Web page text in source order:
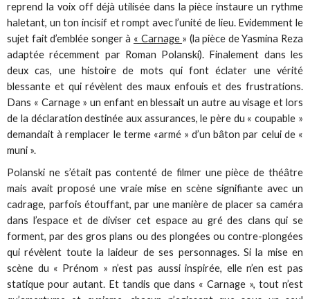
reprend la voix off déjà utilisée dans la pièce instaure un rythme
haletant, un ton incisif et rompt avec l’unité de lieu. Evidemment le
sujet fait d’emblée songer à « Carnage » (la pièce de Yasmina Reza
adaptée récemment par Roman Polanski). Finalement dans les
deux cas, une histoire de mots qui font éclater une vérité
blessante et qui révèlent des maux enfouis et des frustrations.
Dans « Carnage » un enfant en blessait un autre au visage et lors
de la déclaration destinée aux assurances, le père du « coupable »
demandait à remplacer le terme «armé » d’un bâton par celui de «
muni ».
Polanski ne s’était pas contenté de filmer une pièce de théâtre
mais avait proposé une vraie mise en scène signifiante avec un
cadrage, parfois étouffant, par une manière de placer sa caméra
dans l’espace et de diviser cet espace au gré des clans qui se
forment, par des gros plans ou des plongées ou contre-plongées
qui révèlent toute la laideur de ses personnages. Si la mise en
scène du « Prénom » n’est pas aussi inspirée, elle n’en est pas
statique pour autant. Et tandis que dans « Carnage », tout n’est